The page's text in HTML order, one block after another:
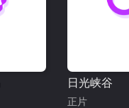
日光峡谷
正片